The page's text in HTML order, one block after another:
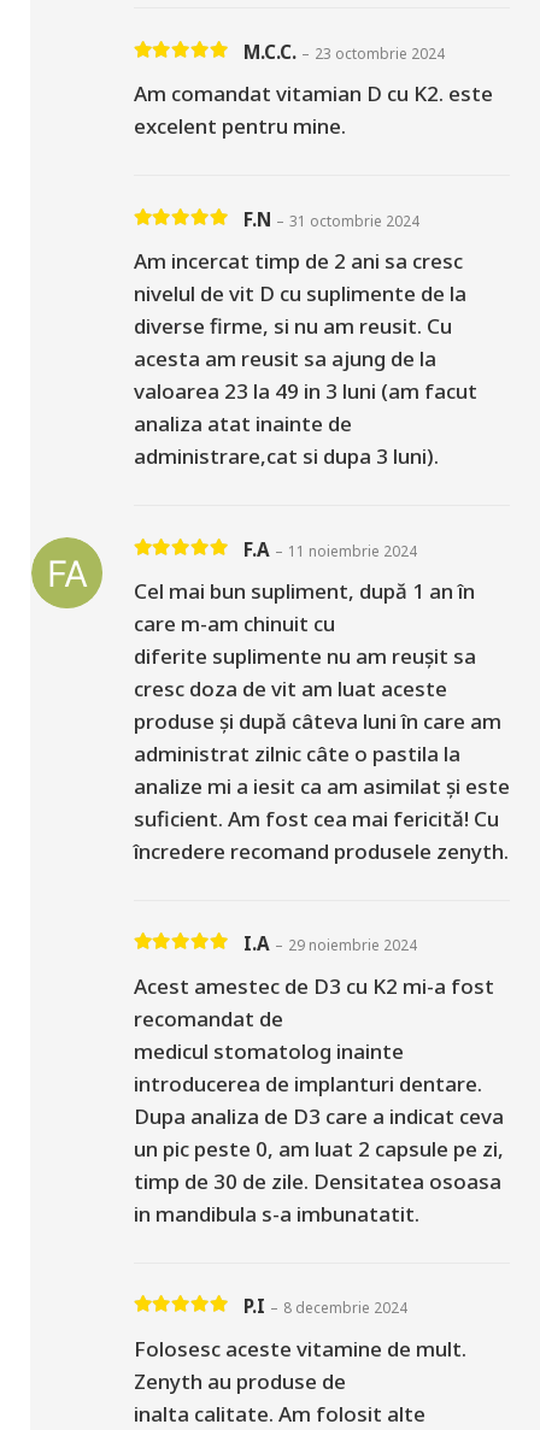
M.C.C. – 23 octombrie 2024
Am comandat vitamian D cu K2. este
excelent pentru mine.
F.N – 31 octombrie 2024
Am incercat timp de 2 ani sa cresc
nivelul de vit D cu suplimente de la
diverse firme, si nu am reusit. Cu
acesta am reusit sa ajung de la
valoarea 23 la 49 in 3 luni (am facut
analiza atat inainte de
administrare,cat si dupa 3 luni).
F.A – 11 noiembrie 2024
Cel mai bun supliment, după 1 an în
care m-am chinuit cu
diferite suplimente nu am reușit sa
cresc doza de vit am luat aceste
produse și după câteva luni în care am
administrat zilnic câte o pastila la
analize mi a iesit ca am asimilat și este
suficient. Am fost cea mai fericită! Cu
încredere recomand produsele zenyth.
I.A – 29 noiembrie 2024
Acest amestec de D3 cu K2 mi-a fost
recomandat de
medicul stomatolog inainte
introducerea de implanturi dentare.
Dupa analiza de D3 care a indicat ceva
un pic peste 0, am luat 2 capsule pe zi,
timp de 30 de zile. Densitatea osoasa
in mandibula s-a imbunatatit.
P.I – 8 decembrie 2024
Folosesc aceste vitamine de mult.
Zenyth au produse de
inalta calitate. Am folosit alte